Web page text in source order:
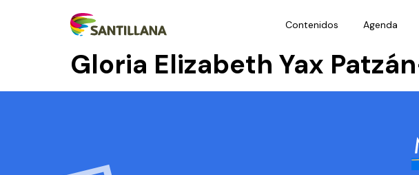
Contenidos Agenda
Gloria Elizabeth Yax